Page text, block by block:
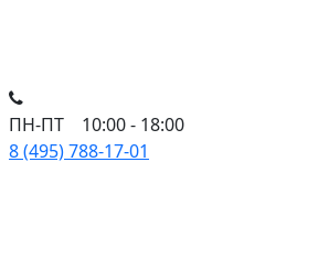
ПН-ПТ 10:00 - 18:00
8 (495) 788-17-01